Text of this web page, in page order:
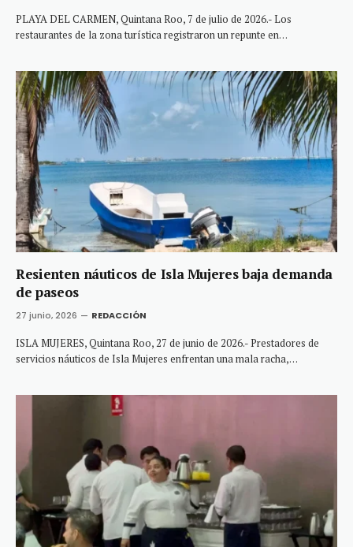
PLAYA DEL CARMEN, Quintana Roo, 7 de julio de 2026.- Los
restaurantes de la zona turística registraron un repunte en…
Resienten náuticos de Isla Mujeres baja demanda
de paseos
27 junio, 2026 REDACCIÓN
ISLA MUJERES, Quintana Roo, 27 de junio de 2026.- Prestadores de
servicios náuticos de Isla Mujeres enfrentan una mala racha,…